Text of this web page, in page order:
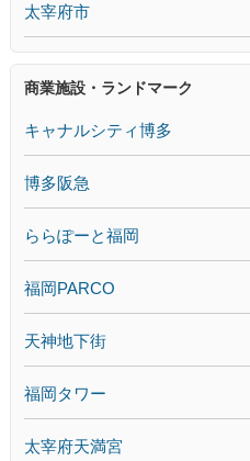
太宰府市
商業施設・ランドマーク
キャナルシティ博多
博多阪急
ららぽーと福岡
福岡PARCO
天神地下街
福岡タワー
太宰府天満宮